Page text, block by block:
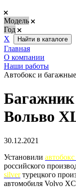
Модель
Год
Х
Найти в каталоге
Главная
О компании
Наши работы
Автобокс и
Багажник
Вольво
30.12.2021
Установили
российского
silverтурецкого
автомобиля Volvo